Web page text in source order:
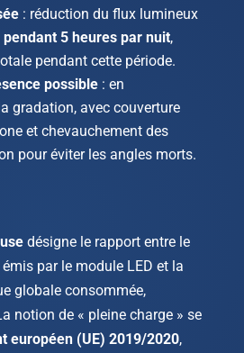
: réduction du flux lumineux
pendant 5 heures par nuit,
pendant cette période.
possible: en
gradation, avec couverture
et chevauchement des
pour éviter les angles morts.
désigne le rapport entre le
par le module LED et la
globale consommée,
notion de « pleine charge » se
européen (UE) 2019/2020,